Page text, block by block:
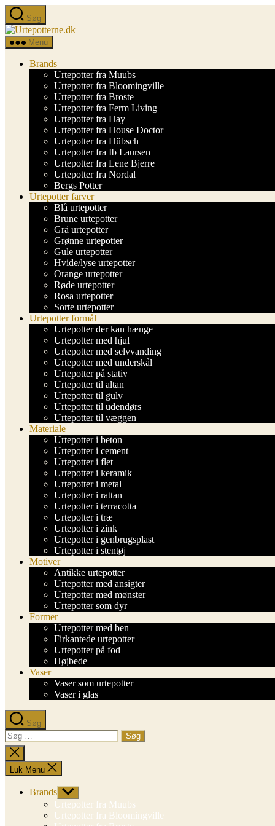
Spring
til
indholdet
Søg
Urtepotterne.dk
Menu
Brands
Urtepotter fra Muubs
Urtepotter fra Bloomingville
Urtepotter fra Broste
Urtepotter fra Ferm Living
Urtepotter fra Hay
Urtepotter fra House Doctor
Urtepotter fra Hübsch
Urtepotter fra Ib Laursen
Urtepotter fra Lene Bjerre
Urtepotter fra Nordal
Bergs Potter
Urtepotter farver
Blå urtepotter
Brune urtepotter
Grå urtepotter
Grønne urtepotter
Gule urtepotter
Hvide/lyse urtepotter
Orange urtepotter
Røde urtepotter
Rosa urtepotter
Sorte urtepotter
Urtepotter formål
Urtepotter der kan hænge
Urtepotter med hjul
Urtepotter med selvvanding
Urtepotter med underskål
Urtepotter på stativ
Urtepotter til altan
Urtepotter til gulv
Urtepotter til udendørs
Urtepotter til væggen
Materiale
Urtepotter i beton
Urtepotter i cement
Urtepotter i flet
Urtepotter i keramik
Urtepotter i metal
Urtepotter i rattan
Urtepotter i terracotta
Urtepotter i træ
Urtepotter i zink
Urtepotter i genbrugsplast
Urtepotter i stentøj
Motiver
Antikke urtepotter
Urtepotter med ansigter
Urtepotter med mønster
Urtepotter som dyr
Former
Urtepotter med ben
Firkantede urtepotter
Urtepotter på fod
Højbede
Vaser
Vaser som urtepotter
Vaser i glas
Søg
Søg
efter:
Luk
søgning
Luk Menu
Brands Vis
undermenu
Urtepotter fra Muubs
Urtepotter fra Bloomingville